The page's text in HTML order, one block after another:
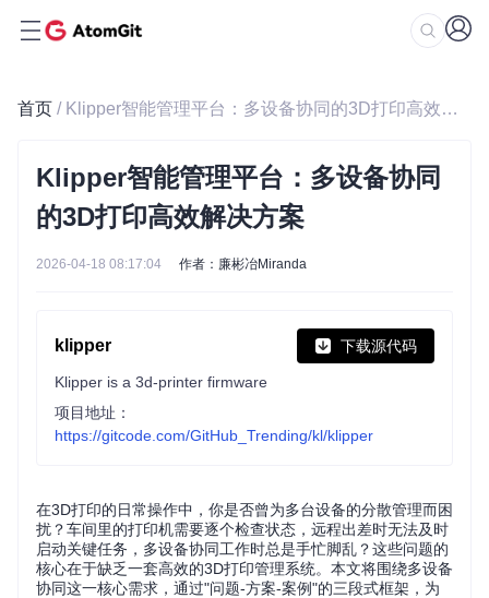
首页 / Klipper智能管理平台：多设备协同的3D打印高效解决方案
Klipper智能管理平台：多设备协同
的3D打印高效解决方案
2026-04-18 08:17:04 作者：廉彬冶Miranda
klipper 下载源代码
Klipper is a 3d-printer firmware
项目地址：
https://gitcode.com/GitHub_Trending/kl/klipper
在3D打印的日常操作中，你是否曾为多台设备的分散管理而困
扰？车间里的打印机需要逐个检查状态，远程出差时无法及时
启动关键任务，多设备协同工作时总是手忙脚乱？这些问题的
核心在于缺乏一套高效的3D打印管理系统。本文将围绕多设备
协同这一核心需求，通过"问题-方案-案例"的三段式框架，为